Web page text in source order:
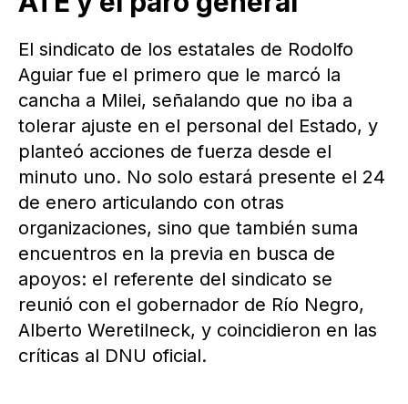
El sindicato de los estatales de Rodolfo
Aguiar fue el primero que le marcó la
cancha a Milei, señalando que no iba a
tolerar ajuste en el personal del Estado, y
planteó acciones de fuerza desde el
minuto uno. No solo estará presente el 24
de enero articulando con otras
organizaciones, sino que también suma
encuentros en la previa en busca de
apoyos: el referente del sindicato se
reunió con el gobernador de Río Negro,
Alberto Weretilneck, y coincidieron en las
críticas al DNU oficial.